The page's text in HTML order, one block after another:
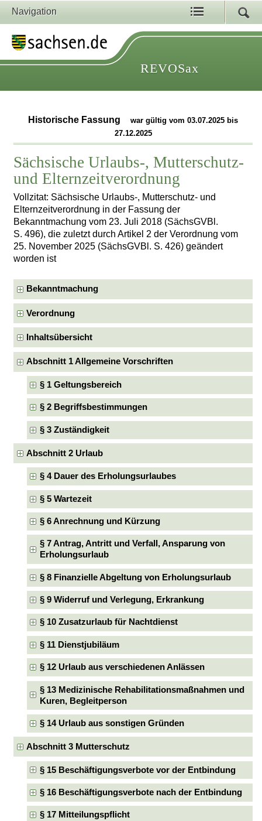
Navigation
REVOSax
Historische Fassung
war gültig vom 03.07.2025 bis
27.12.2025
Sächsische Urlaubs-, Mutterschutz-
und Elternzeitverordnung
Vollzitat: Sächsische Urlaubs-, Mutterschutz- und
Elternzeitverordnung in der Fassung der
Bekanntmachung vom 23. Juli 2018 (SächsGVBl.
S. 496), die zuletzt durch Artikel 2 der Verordnung vom
25. November 2025 (SächsGVBl. S. 426) geändert
worden ist
Bekanntmachung
Verordnung
Inhaltsübersicht
Abschnitt 1 Allgemeine Vorschriften
§ 1 Geltungsbereich
§ 2 Begriffsbestimmungen
§ 3 Zuständigkeit
Abschnitt 2 Urlaub
§ 4 Dauer des Erholungsurlaubes
§ 5 Wartezeit
§ 6 Anrechnung und Kürzung
§ 7 Antrag, Antritt und Verfall, Ansparung von
Erholungsurlaub
§ 8 Finanzielle Abgeltung von Erholungsurlaub
§ 9 Widerruf und Verlegung, Erkrankung
§ 10 Zusatzurlaub für Nachtdienst
§ 11 Dienstjubiläum
§ 12 Urlaub aus verschiedenen Anlässen
§ 13 Medizinische Rehabilitationsmaßnahmen und
Kuren, Begleitperson
§ 14 Urlaub aus sonstigen Gründen
Abschnitt 3 Mutterschutz
§ 15 Beschäftigungsverbote vor der Entbindung
§ 16 Beschäftigungsverbote nach der Entbindung
§ 17 Mitteilungspflicht